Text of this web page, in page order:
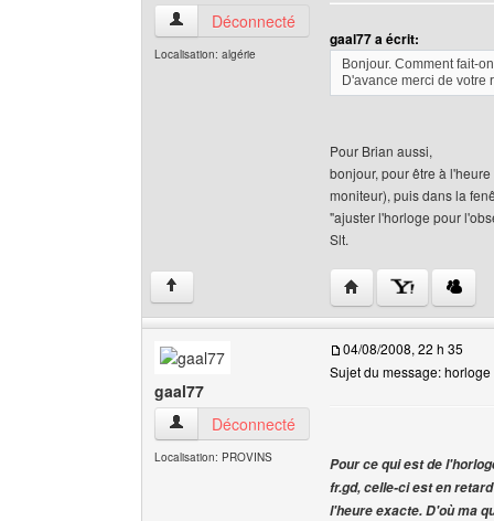
designdecoratif Voir le profil de l'utilisateur
Déconnecté
Localisation: algérie
gaal77 a écrit:
Bonjour. Comment fait-
D'avance merci de votre
Pour Brian aussi,
bonjour, pour être à
moniteur), puis dans la
"ajuster l'horloge pour
Slt.
↑ Visiter le site web
gaal77
gaal77 Voir le profil de l'utilisateur
Déconnecté
Localisation: PROVINS
04/08/2008, 22 h 35
Sujet du message: horloge
Pour ce qui est de
fr.gd, celle-ci est en
l'heure exacte. D'où ma